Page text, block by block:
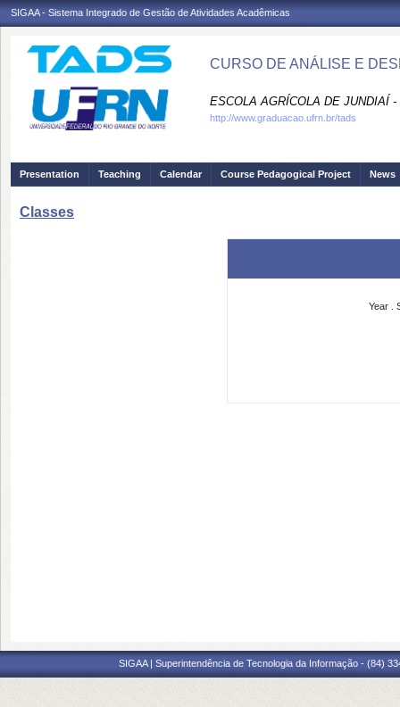
SIGAA - Sistema Integrado de Gestão de Atividades Acadêmicas
CURSO DE ANÁLISE E
ESCOLA AGRÍCOLA DE JUNDIAÍ -
http://www.graduacao.ufrn.br/tads
Presentation Teaching Calendar Course Pedagogical Project News
Classes
Year
SIGAA | Superintendência de Tecnologia da Informação - (84)